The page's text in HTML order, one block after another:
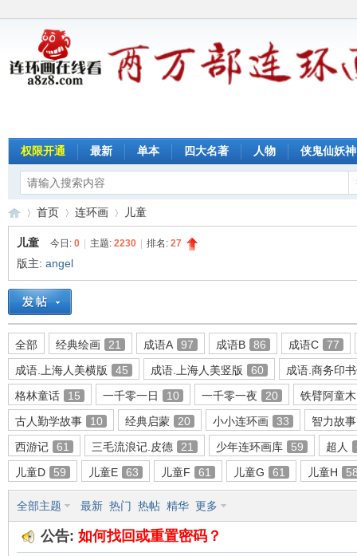
权限开通 最新 单本 四大名著 人物 侠鬼仙妖神
连
环
»
首页
›
连环画
›
儿童
儿童 今日: 0 主题: 2230 排名: 27
版主: angel
全部 经典绘画 21 成语A 97 成语B 86 成语C
77
成语.上海人美横版
45 成语.上海人美竖版 60
成语.商务印
格林童话
15 一千零一日 10 一千零一夜 20
铁臂阿童木
古人勤学故事
10 经典启蒙 20 小小连环画 33
智力故事
西游记
61 三毛流浪记.皮德 21 少年连环画库 59 超人
儿童D
59 儿童E 63 儿童F 61 儿童G 61 儿童H
全部主题 最新 热门 热帖 精华 更多
公告: 如何找回或重置密码？